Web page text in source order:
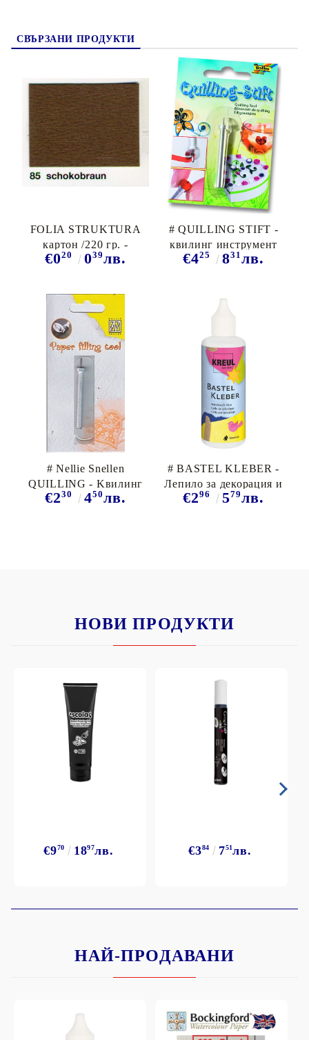
СВЪРЗАНИ ПРОДУКТИ
FOLIA STRUKTURA
картон /220 гр. -
Шоколадово кафяво - 85
€020 039лв.
# QUILLING STIFT -
квилинг инструмент
МЕТАЛЕН -
€425 831 лв.
# Nellie Snellen
QUILLING - Kвилинг
инструмент
€230 450лв.
# BASTEL KLEBER -
Лепило за декорация и
Куилинг 80мл ,
€296 579лв.
НОВИ ПРОДУКТИ
€970 1897лв. €384 751лв.
НАЙ-ПРОДАВАНИ